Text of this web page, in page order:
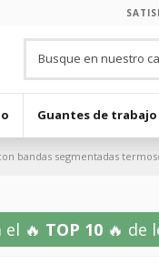
Guantes de trabajo
bandas segmentadas
🔥 TOP 10🔥 de